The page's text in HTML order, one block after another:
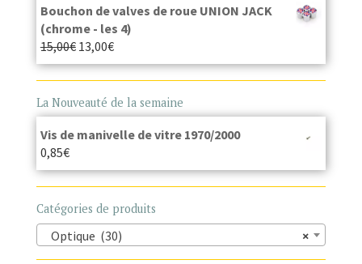
Bouchon de valves de roue UNION JACK
(chrome - les 4)
15,00€ 13,00€
La Nouveauté de la semaine
Vis de manivelle de vitre 1970/2000
0,85€
Catégories de produits
×
Optique (30)